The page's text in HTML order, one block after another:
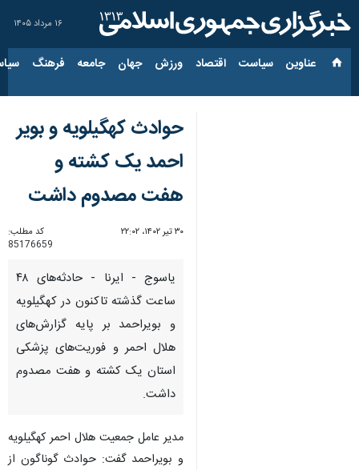
۱۶ مرداد ۱۴۰۵
عناوین‌ سیاست اقتصاد ورزش جهان جامعه فرهنگ
حوادث کهگیلویه و بویر
احمد یک کشته و
هفت مصدوم داشت
۳۰ تیر ۱۴۰۲، ۲۲:۰۲
کد مطلب:
85176659
یاسوج - ایرنا - حادثه‌های ۴۸
ساعت گذشته تاکنون در کهگیلویه
و بویراحمد بر پایه گزارش‌های
هلال احمر و فوریت‌های پزشکی
استان یک کشته و هفت مصدوم
داشت.
مدیر عامل جمعیت هلال احمر کهگیلویه
و بویراحمد گفت: حوادث گوناگون از